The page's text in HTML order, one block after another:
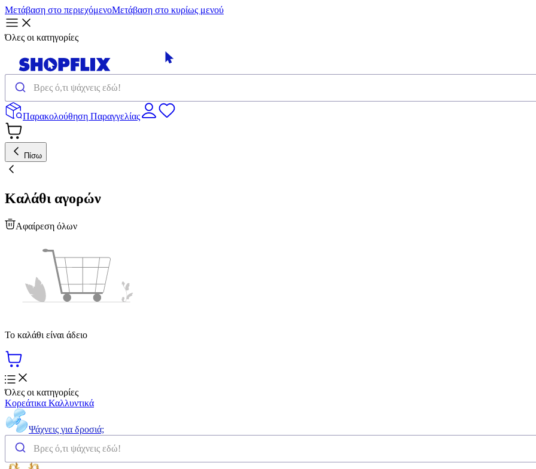
Μετάβαση στο περιεχόμενοΜετάβαση στο κυρίως μενού
Όλες οι κατηγορίες
Παρακολούθηση Παραγγελίας
Πίσω
Καλάθι αγορών
Αφαίρεση όλων
Το καλάθι είναι άδειο
Όλες οι κατηγορίες
Κορεάτικα Καλλυντικά
Ψάχνεις για δροσιά;